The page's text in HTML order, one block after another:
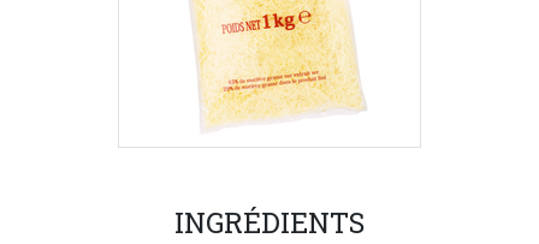
INGRÉDIENTS